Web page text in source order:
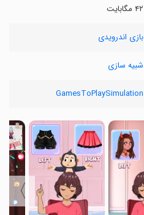
۴۲ مگابایت
بازی اندرویدی
شبیه سازی
GamesToPlaySimulation
〉